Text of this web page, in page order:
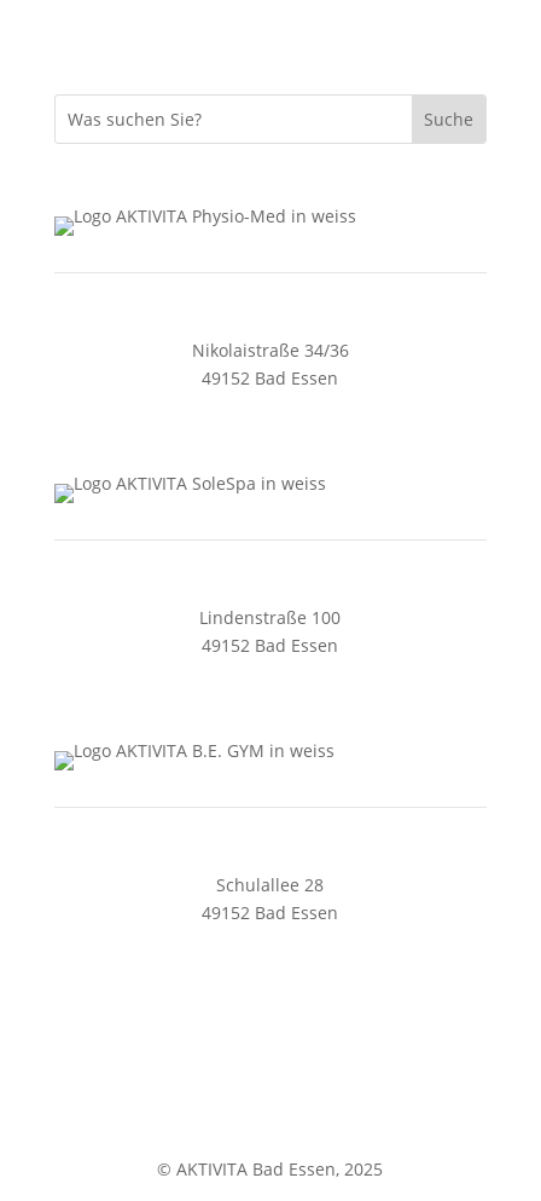
Nikolaistraße 34/36
49152 Bad Essen
Lindenstraße 100
49152 Bad Essen
Schulallee 28
49152 Bad Essen
© AKTIVITA Bad Essen, 2025